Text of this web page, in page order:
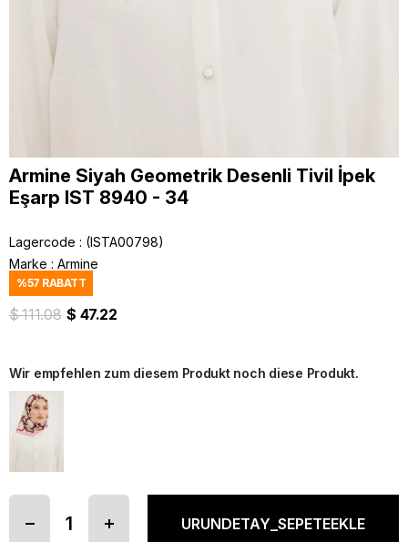
Armine Siyah Geometrik Desenli Tivil İpek
Eşarp IST 8940 - 34
Lagercode
(ISTA00798)
Marke : Armine
%57 RABATT
$ 111.08 $ 47.22
Wir empfehlen zum diesem Produkt noch diese Produkt.